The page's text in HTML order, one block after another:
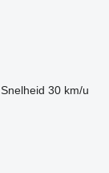
Snelheid 30 km/u